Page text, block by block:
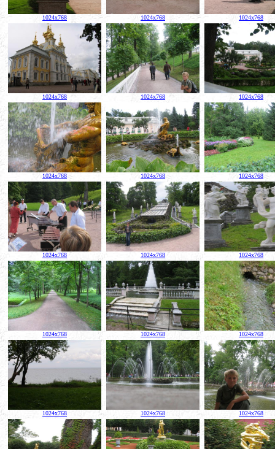
1024x768 1024x768 1024x768
1024x768 1024x768 1024x768
1024x768 1024x768 1024x768
1024x768 1024x768 1024x768
1024x768 1024x768 1024x768
1024x768 1024x768 1024x768